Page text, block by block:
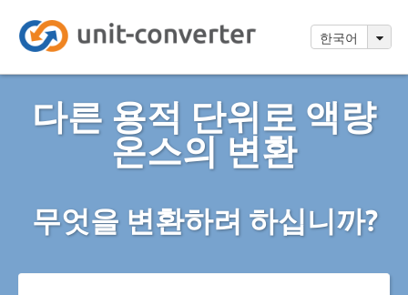
한국어
다른 용적 단위로 액량
온스의 변환
무엇을 변환하려 하십니까?